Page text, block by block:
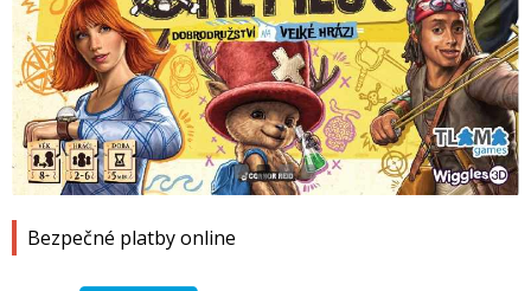
Bezpečné platby online